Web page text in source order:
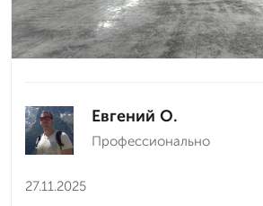
Евгений О.
Профессионально
27.11.2025